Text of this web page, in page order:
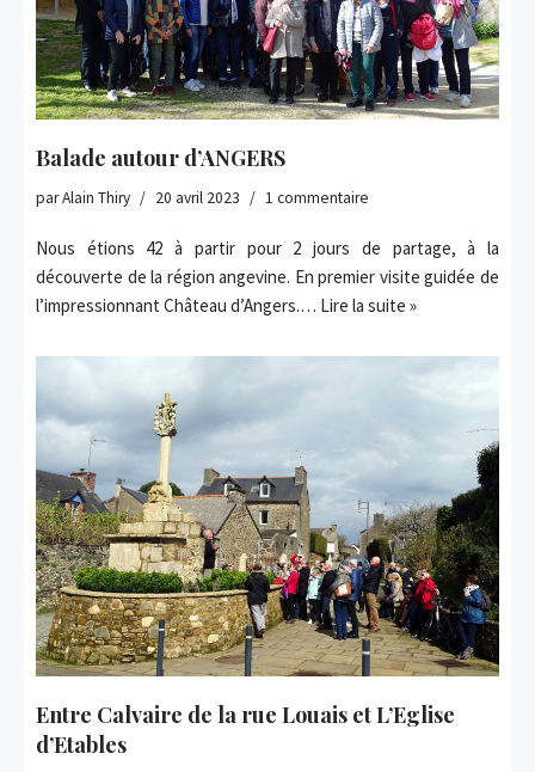
Balade autour d’ANGERS
parAlain Thiry 20 avril 2023 1 commentaire
Nous étions 42 à partir pour 2 jours de partage, à la
découverte de la région angevine. En premier visite guidée de
l’impressionnant Château d’Angers.… Lire la suite »
Entre Calvaire de la rue Louais et L’Eglise
d’Etables